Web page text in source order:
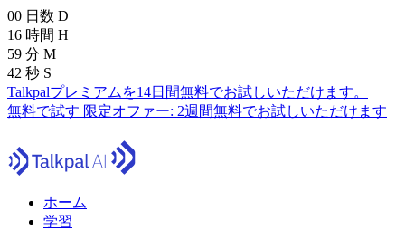
00 日数 D
16 時間 H
59 分 M
41 秒 S
Talkpalプレミアムを14日間無料でお試しいただけます。
無料で試す 限定オファー: 2週間無料でお試しいただけます
ホーム
学習